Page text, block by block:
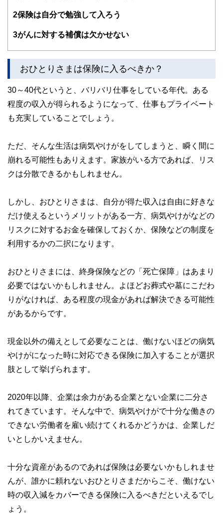
女2人男1人の3児の母でもある。
2保険は自分で勉強して入ろう
3がんに対する補償は欠かせない
おひとりさまは保険に入るべきか？
30～40代というと、バリバリ仕事をしている年代。ある
程度の収入が得られるようになって、仕事もプライベート
も充実していることでしょう。
ただ、そんな生活は病気やけがをしてしまうと、瞬く間に
崩れる可能性もありえます。家族がいる方であれば、リス
クは分散できるかもしれません。
しかし、おひとりさまは、自分が得た収入は自由に好きな
だけ使えるというメリットがある一方、病気やけがなどの
リスクに対するお金を確保しておくか、保険などの制度を
利用するかの二択になります。
おひとりさまには、終身保険などの「死亡保障」はあまり
必要ではないかもしれません。よほどお葬式や墓にこだわ
りがなければ、ある程度の現金があれば解決できる可能性
があるからです。
現金以外の備えとして必要なことは、働けないほどの病気
やけがになった時に対応できる保険に加入することが選択
肢として挙げられます。
2020年以降、企業は余力がある企業とない企業に二分さ
れてきています。そんな中で、病気やけがで十分な働きの
できない労働者を雇い続けてくれるかどうかは、企業しだ
いとしかいえません。
十分な資産があるのであれば保険は必要ないかもしれませ
んが、誰かに頼れないおひとりさまだからこそ、働けない
時の収入減をカバーできる保険に入るべきだといえるでし
ょう。